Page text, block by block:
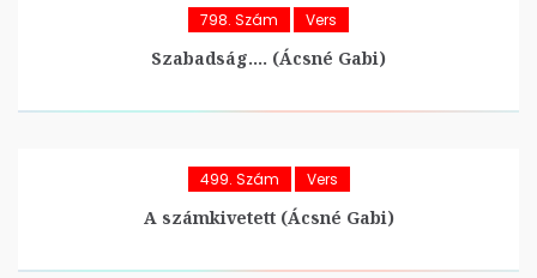
798. Szám Vers
Szabadság…. (Ácsné Gabi)
499. Szám Vers
A számkivetett (Ácsné Gabi)